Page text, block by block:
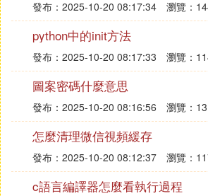
通過虛擬串口VSPD軟體生成
擬串口，實現串口助手與組態
信。
在組態王中配置串口通信參
寫腳本處理接收到的數據。
配置資料庫連接參數，創建資
據插入腳本，實現組態王與
機存儲。
發布：2025-10-20 08:17:34 瀏覽：
python中的init方法
發布：2025-10-20 08:17:33 瀏覽：
圖案密碼什麼意思
發布：2025-10-20 08:16:56 瀏覽：
怎麼清理微信視頻緩存
發布：2025-10-20 08:12:37 瀏覽：
c語言編譯器怎麼看執行過程